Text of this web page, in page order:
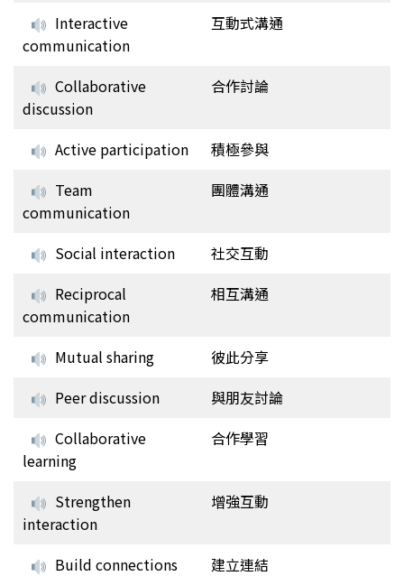
Interactive
communication
互動式溝通
Collaborative
discussion
合作討論
Active participation
積極參與
Team
communication
團體溝通
Social interaction
社交互動
Reciprocal
communication
相互溝通
Mutual sharing
彼此分享
Peer discussion
與朋友討論
Collaborative
learning
合作學習
Strengthen
interaction
增強互動
Build connections
建立連結